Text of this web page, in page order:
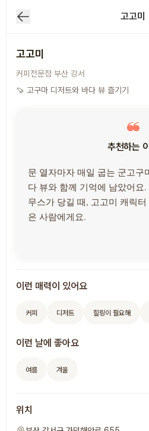
고고미
고고미
커피전문점·부산 강서
🍠 고구마 디저트와 바다 뷰 즐기기
추천하는
문 열자마자 매일 굽는 군고구
다 뷰와 함께 기억에 남았어요
무스가 당길 때, 고고미 캐릭
은 사람에게요.
이런 매력이 있어요
커피 디저트 힐링이 필요해
이런 날에 좋아요
여름 겨울
위치